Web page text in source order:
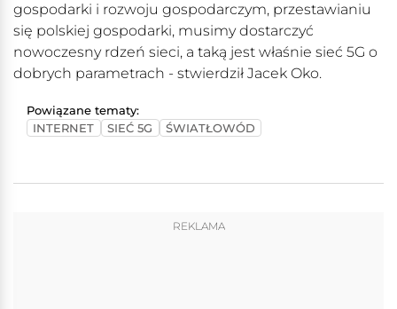
gospodarki i rozwoju gospodarczym, przestawianiu
się polskiej gospodarki, musimy dostarczyć
nowoczesny rdzeń sieci, a taką jest właśnie sieć 5G o
dobrych parametrach - stwierdził Jacek Oko.
Powiązane tematy:
INTERNET
SIEĆ 5G ŚWIATŁOWÓD
REKLAMA